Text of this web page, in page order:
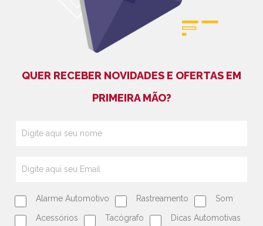
QUER RECEBER NOVIDADES E OFERTAS EM
PRIMEIRA MÃO?
Alarme Automotivo Rastreamento Som
Acessórios Tacógrafo Dicas Automotivas